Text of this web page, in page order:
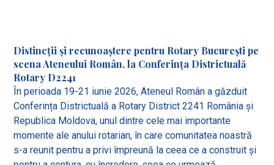
Distincții și recunoaștere pentru Rotary București pe
scena Ateneului Român, la Conferința Districtuală
Rotary D2241
În perioada 19-21 iunie 2026, Ateneul Român a găzduit
Conferința Districtuală a Rotary District 2241 România și
Republica Moldova, unul dintre cele mai importante
momente ale anului rotarian, în care comunitatea noastră
s-a reunit pentru a privi împreună la ceea ce a construit și